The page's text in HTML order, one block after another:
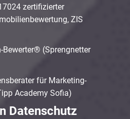
zertifizierter
ZIS
Bewerter® (Sprengnetter
für Marketing-
Academy Sofia)
Datenschutz